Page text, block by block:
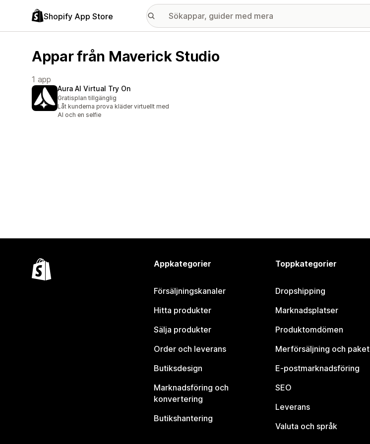
Shopify App Store
Appar från Maverick Studio
1 app
Aura AI Virtual Try On
Gratisplan tillgänglig
Låt kunderna prova kläder virtuellt med
AI och en selfie
Appkategorier
Försäljningskanaler
Hitta produkter
Sälja produkter
Order och leverans
Butiksdesign
Marknadsföring och
konvertering
Butikshantering
Toppkategorier
Dropshipping
Marknadsplatser
Produktomdömen
Merförsäljning och paket
E-postmarknadsföring
SEO
Leverans
Valuta och språk